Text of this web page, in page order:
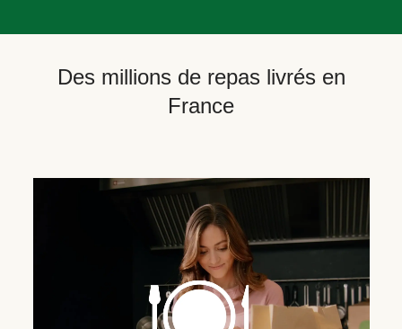
Des millions de repas livrés en
France